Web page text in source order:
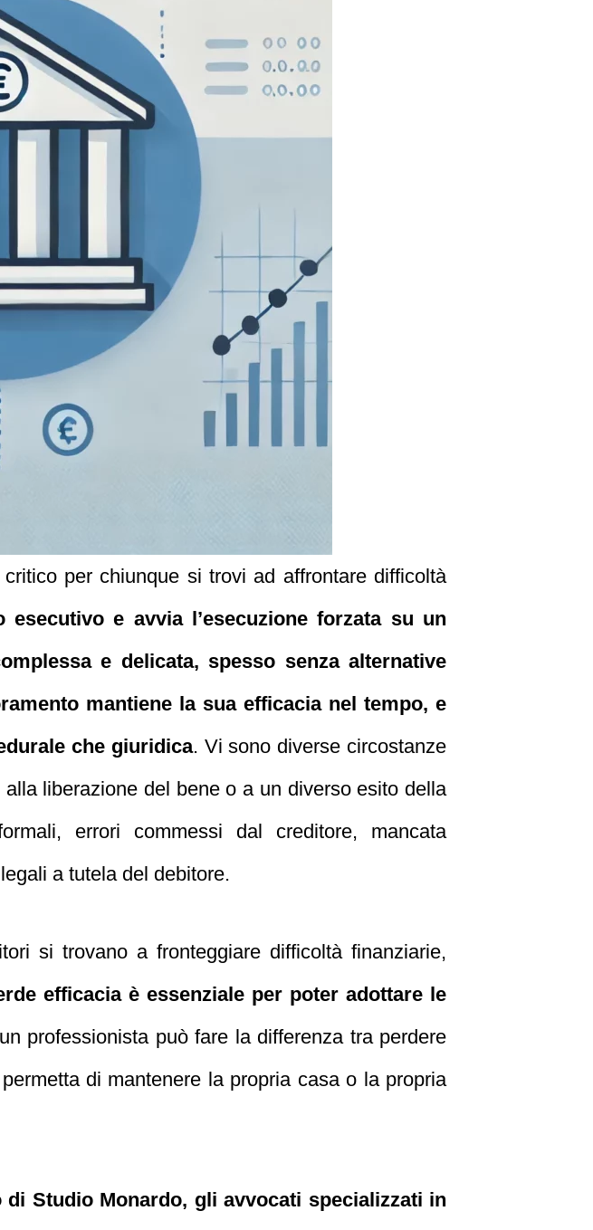
per chiunque si trovi ad affrontare difficoltà
e avvia l’esecuzione forzata su un
e delicata, spesso senza alternative
mantiene la sua efficacia nel tempo, e
che giuridica. Vi sono diverse circostanze
liberazione del bene o a un diverso esito della
errori commessi dal creditore, mancata
a tutela del debitore.
si trovano a fronteggiare difficoltà finanziarie,
efficacia è essenziale per poter adottare le
professionista può fare la differenza tra perdere
di mantenere la propria casa o la propria
Studio Monardo, gli avvocati specializzati in